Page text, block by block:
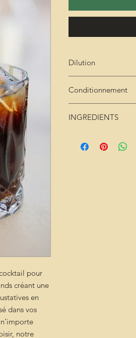
pour
créant une
en
dans vos
notre
Dilution
Conditionnement
INGREDIENTS